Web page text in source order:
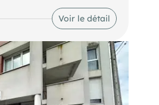
cloisonnement. Le projet
une surface plancher
de parties communes
au premier étage. 5
(dont 2 IRVE).
supplémentaires.
Les informations sur les
ou technologiques,
exposés, sont disponibles
Voir le détail